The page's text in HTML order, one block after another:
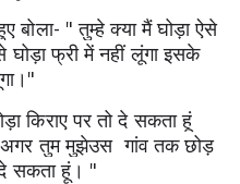
" तुम्हे क्या मैं घोड़ा ऐसे
फ्री में नहीं लूंगा इसके
किराए पर तो दे सकता हूं
तुम मुझेउस  गांव तक छोड़
दे सकता हूं। "